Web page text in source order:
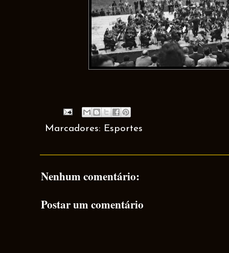
Marcadores: Esportes
Nenhum comentário:
Postar um comentário